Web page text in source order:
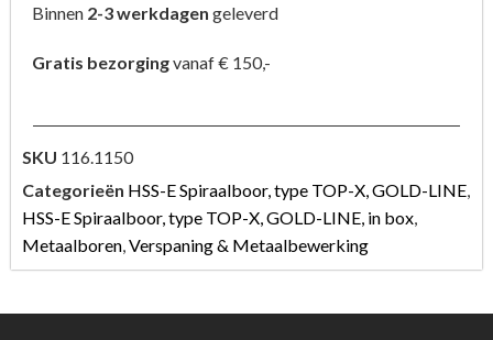
Binnen 2-3 werkdagen geleverd
Gratis bezorgingvanaf € 150,-
SKU 116.1150
Categorieën HSS-E Spiraalboor, type TOP-X, GOLD-LINE,
HSS-E Spiraalboor, type TOP-X, GOLD-LINE, in box,
Metaalboren,Verspaning & Metaalbewerking